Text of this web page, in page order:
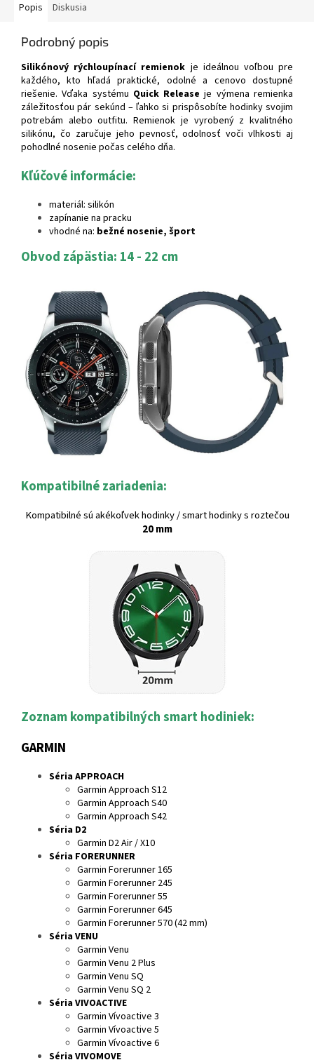
Popis Diskusia
Podrobný popis
Silikónový rýchloupínací remienok je ideálnou voľbou pre
každého, kto hľadá praktické, odolné a cenovo dostupné
riešenie. Vďaka systému Quick Release je výmena remienka
záležitosťou pár sekúnd – ľahko si prispôsobíte hodinky svojim
potrebám alebo outfitu. Remienok je vyrobený z kvalitného
silikónu, čo zaručuje jeho pevnosť, odolnosť voči vlhkosti aj
pohodlné nosenie počas celého dňa.
Kľúčové informácie:
materiál: silikón
zapínanie na pracku
vhodné na: bežné nosenie, šport
Obvod zápästia: 14 - 22 cm
Kompatibilné zariadenia:
Kompatibilné sú akékoľvek hodinky / smart hodinky s roztečou
20 mm
Zoznam kompatibilných smart hodiniek:
GARMIN
Séria APPROACH
Garmin Approach S12
Garmin Approach S40
Garmin Approach S42
Séria D2
Garmin D2 Air / X10
Séria FORERUNNER
Garmin Forerunner 165
Garmin Forerunner 245
Garmin Forerunner 55
Garmin Forerunner 645
Garmin Forerunner 570 (42 mm)
Séria VENU
Garmin Venu
Garmin Venu 2 Plus
Garmin Venu SQ
Garmin Venu SQ 2
Séria VIVOACTIVE
Garmin Vívoactive 3
Garmin Vívoactive 5
Garmin Vívoactive 6
Séria VIVOMOVE